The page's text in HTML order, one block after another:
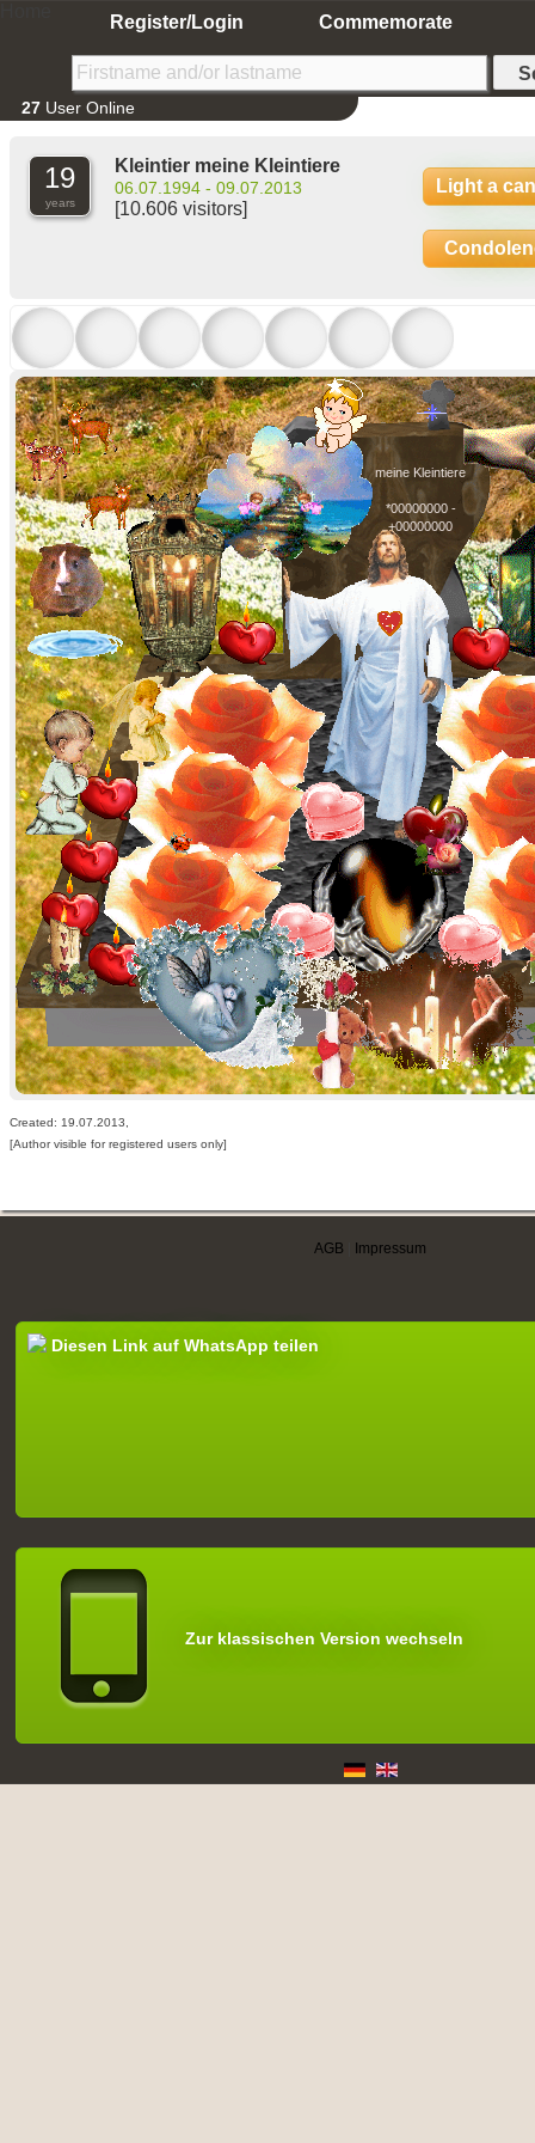
Register/Login Commemorate
27 User Online
19
years
Kleintier meine Kleintiere
06.07.1994 - 09.07.2013
[10.606 visitors]
Light a
meine Kleintiere
*00000000 -
+00000000
Created: 19.07.2013,
[Author visible for registered users only]
AGB Impressum
Diesen Link auf WhatsApp teilen
Zur klassischen Version wechseln